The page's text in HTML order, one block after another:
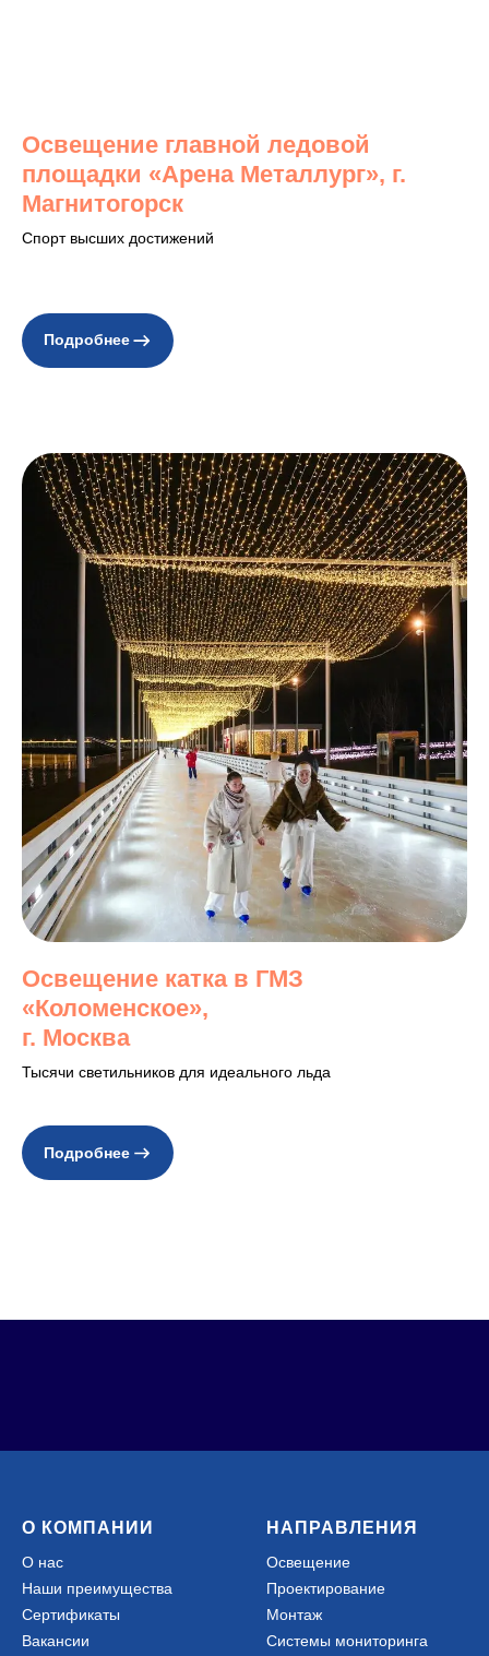
Освещение главной ледовой
площадки «Арена Металлург», г.
Магнитогорск
Спорт высших достижений
Подробнее
Освещение катка в ГМЗ
«Коломенское»,
г. Москва
Тысячи светильников для идеального льда
Подробнее
О КОМПАНИИ
О нас
Наши преимущества
Сертификаты
Вакансии
НАПРАВЛЕНИЯ
Освещение
Проектирование
Монтаж
Системы мониторинга